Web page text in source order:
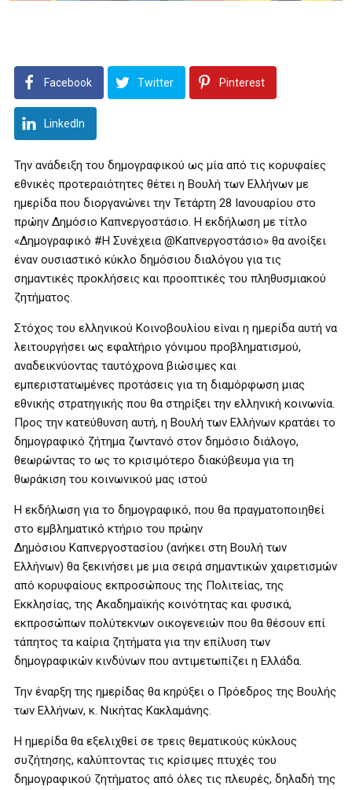
Facebook Twitter Pinterest
LinkedIn
Την ανάδειξη του δημογραφικού ως μία από τις κορυφαίες
εθνικές προτεραιότητες θέτει η Βουλή των Ελλήνων με
ημερίδα που διοργανώνει την Τετάρτη 28 Ιανουαρίου στο
πρώην Δημόσιο Καπνεργοστάσιο. Η εκδήλωση με τίτλο
«Δημογραφικό #Η Συνέχεια @Καπνεργοστάσιο» θα ανοίξει
έναν ουσιαστικό κύκλο δημόσιου διαλόγου για τις
σημαντικές προκλήσεις και προοπτικές του πληθυσμιακού
ζητήματος.
Στόχος του ελληνικού Κοινοβουλίου είναι η ημερίδα αυτή να
λειτουργήσει ως εφαλτήριο γόνιμου προβληματισμού,
αναδεικνύοντας ταυτόχρονα βιώσιμες και
εμπεριστατωμένες προτάσεις για τη διαμόρφωση μιας
εθνικής στρατηγικής που θα στηρίξει την ελληνική κοινωνία.
Προς την κατεύθυνση αυτή, η Βουλή των Ελλήνων κρατάει το
δημογραφικό ζήτημα ζωντανό στον δημόσιο διάλογο,
θεωρώντας το ως το κρισιμότερο διακύβευμα για τη
θωράκιση του κοινωνικού μας ιστού
Η εκδήλωση για το δημογραφικό, που θα πραγματοποιηθεί
στο εμβληματικό κτήριο του πρώην
Δημόσιου Καπνεργοστασίου (ανήκει στη Βουλή των
Ελλήνων) θα ξεκινήσει με μια σειρά σημαντικών χαιρετισμών
από κορυφαίους εκπροσώπους της Πολιτείας, της
Εκκλησίας, της Ακαδημαϊκής κοινότητας και φυσικά,
εκπροσώπων πολύτεκνων οικογενειών που θα θέσουν επί
τάπητος τα καίρια ζητήματα για την επίλυση των
δημογραφικών κινδύνων που αντιμετωπίζει η Ελλάδα.
Την έναρξη της ημερίδας θα κηρύξει ο Πρόεδρος της Βουλής
των Ελλήνων, κ. Νικήτας Κακλαμάνης.
Η ημερίδα θα εξελιχθεί σε τρεις θεματικούς κύκλους
συζήτησης, καλύπτοντας τις κρίσιμες πτυχές του
δημογραφικού ζητήματος από όλες τις πλευρές, δηλαδή της